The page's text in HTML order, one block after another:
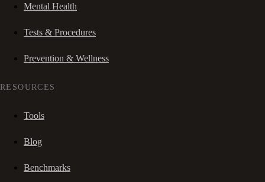
Mental Health
Tests & Procedures
Prevention & Wellness
RESOURCES
Tools
Blog
Benchmarks